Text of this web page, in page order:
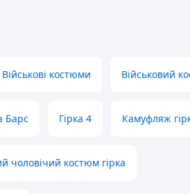
Військові костюми Військовий
Барс Гірка 4 Камуфляж
чоловічий костюм гірка